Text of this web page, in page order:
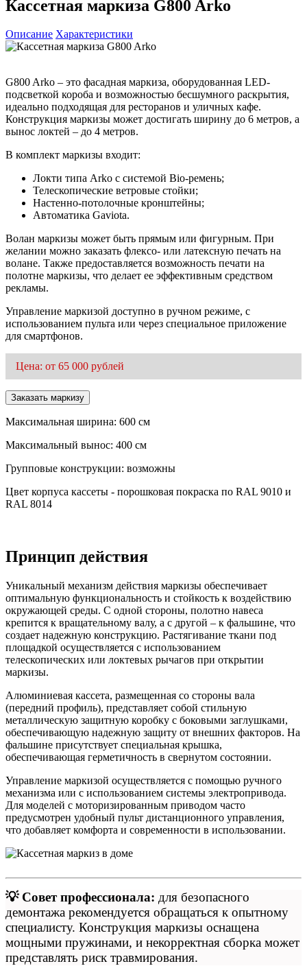
Кассетная маркиза G800 Arko
Описание Характеристики
G800 Arko – это фасадная маркиза, оборудованная LED-
подсветкой короба и возможностью бесшумного раскрытия,
идеально подходящая для ресторанов и уличных кафе.
Конструкция маркизы может достигать ширину до 6 метров, а
вынос локтей – до 4 метров.
В комплект маркизы входит:
Локти типа Arko с системой Bio-ремень;
Телескопические ветровые стойки;
Настенно-потолочные кронштейны;
Автоматика Gaviota.
Волан маркизы может быть прямым или фигурным. При
желании можно заказать флексо- или латексную печать на
волане. Также предоставляется возможность печати на
полотне маркизы, что делает ее эффективным средством
рекламы.
Управление маркизой доступно в ручном режиме, с
использованием пульта или через специальное приложение
для смартфонов.
Цена: от 65 000 рублей
Заказать маркизу
Максимальная ширина: 600 см
Максимальный вынос: 400 см
Групповые конструкции: возможны
Цвет корпуса кассеты - порошковая покраска по RAL 9010 и
RAL 8014
Принцип действия
Уникальный механизм действия маркизы обеспечивает
оптимальную функциональность и стойкость к воздействию
окружающей среды. С одной стороны, полотно навеса
крепится к вращательному валу, а с другой – к фальшине, что
создает надежную конструкцию. Растягивание ткани под
площадкой осуществляется с использованием
телескопических или локтевых рычагов при открытии
маркизы.
Алюминиевая кассета, размещенная со стороны вала
(передний профиль), представляет собой стильную
металлическую защитную коробку с боковыми заглушками,
обеспечивающую надежную защиту от внешних факторов. На
фальшине присутствует специальная крышка,
обеспечивающая герметичность в свернутом состоянии.
Управление маркизой осуществляется с помощью ручного
механизма или с использованием системы электропривода.
Для моделей с моторизированным приводом часто
предусмотрен удобный пульт дистанционного управления,
что добавляет комфорта и современности в использовании.
💡 Совет профессионала: для безопасного
демонтажа рекомендуется обращаться к опытному
специалисту. Конструкция маркизы оснащена
мощными пружинами, и некорректная сборка может
представлять риск травмирования.